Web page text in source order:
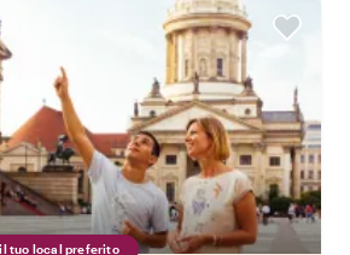
tuo local preferito